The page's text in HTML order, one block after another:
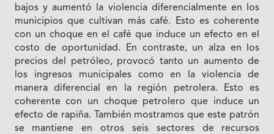
bajos y aumentó la violencia diferencialmente en los
municipios que cultivan más café. Esto es coherente
con un choque en el café que induce un efecto en el
costo de oportunidad. En contraste, un alza en los
precios del petróleo, provocó tanto un aumento de
los ingresos municipales como en la violencia de
manera diferencial en la región petrolera. Esto es
coherente con un choque petrolero que induce un
efecto de rapiña. También mostramos que este patrón
se mantiene en otros seis sectores de recursos